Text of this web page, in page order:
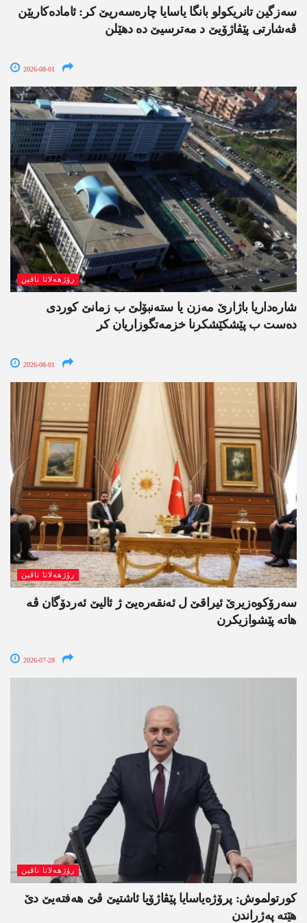
سەزگین تانریکولو بانگا یاسایا چارەسەریێ کر: ئامادەکاریێن
ڤەشارتی پێڤاژۆیێ د مەترسیێ دە دھێلن
2026-08-01
رۆژھەلاتا ناڤین
شارەداریا باژارێ مەزن یا ستەنبۆلێ ب زمانێ کوردی
دەست ب پێشکێشکرنا خزمەتگوزاریان کر
2026-08-01
رۆژھەلاتا ناڤین
سەرۆکوەزیرێ ئیراقێ ل ئەنقەرەیێ ژ ئالیێ ئەردۆگان ڤە
ھاتە پێشوازیکرن
2026-07-28
رۆژھەلاتا ناڤین
کورتولموش: پرۆژەیاسایا پێڤاژۆیا ئاشتیێ ڤێ ھەفتەیێ دێ
هێتە پەژراندن